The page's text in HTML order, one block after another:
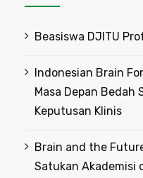
Beasiswa DJITU
Indonesian Brain
Masa Depan Bedah
Keputusan Klinis
Brain and the
Satukan Akademisi